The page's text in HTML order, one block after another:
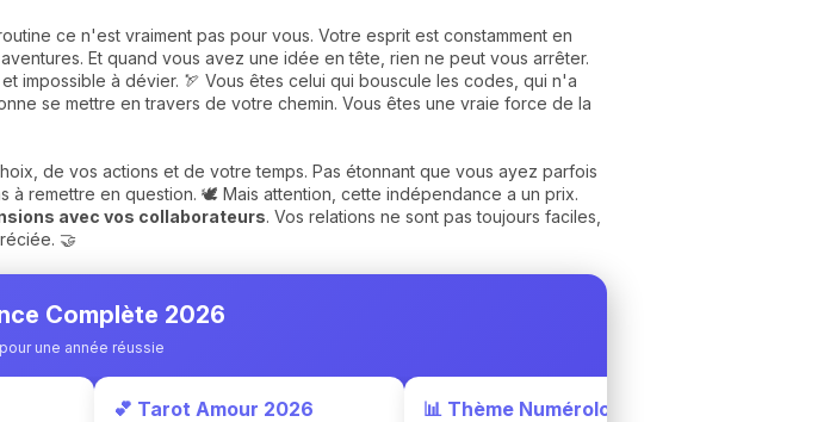
ce n'est vraiment pas pour vous. Votre esprit est constamment en
Et quand vous avez une idée en tête, rien ne peut vous arrêter.
impossible à dévier. 🏹 Vous êtes celui qui bouscule les codes, qui n'a
se mettre en travers de votre chemin. Vous êtes une vraie force de la
de vos actions et de votre temps. Pas étonnant que vous ayez parfois
remettre en question. 🕊️ Mais attention, cette indépendance a un prix.
avec vos collaborateurs. Vos relations ne sont pas toujours faciles,
🤝
Complète 2026
une année réussie
💕 Tarot Amour 2026 📊 Thème Numérologique